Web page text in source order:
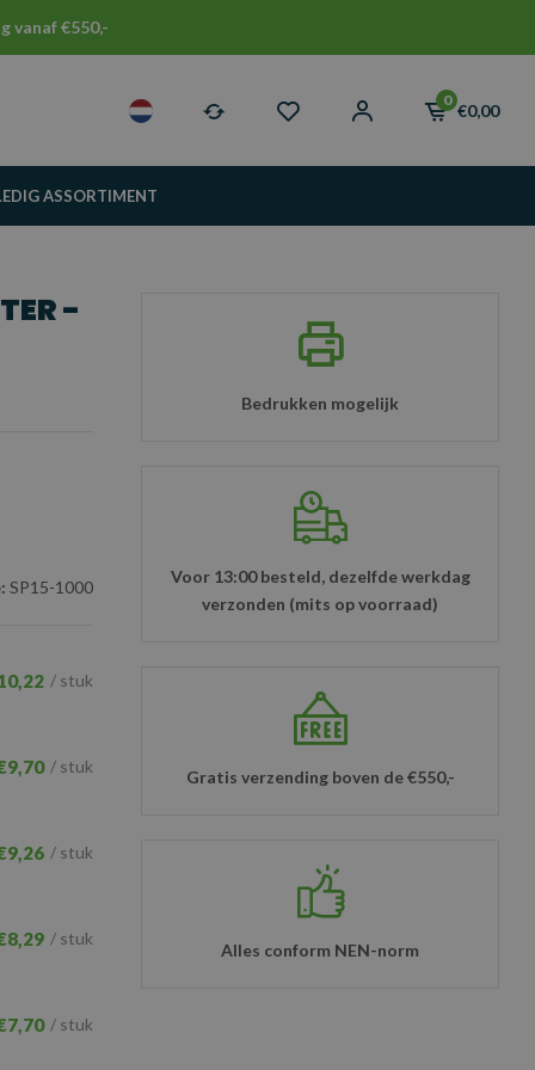
vanaf €550,-
0
€0,00
ASSORTIMENT
-
SP15-1000
/ stuk
/ stuk
/ stuk
/ stuk
/ stuk
Bedrukken mogelijk
Voor 13:00 besteld, dezelfde werkdag
verzonden (mits op voorraad)
Gratis verzending boven de €550,-
Alles conform NEN-norm